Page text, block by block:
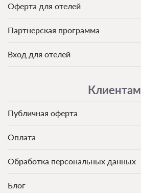
Оферта для отелей
Партнерская программа
Вход для отелей
Клиентам
Публичная оферта
Оплата
Обработка персональных данных
Блог